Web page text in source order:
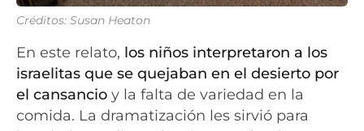
Créditos: Susan Heaton
En este relato, los niños interpretaron a los
israelitas que se quejaban en el desierto por
el cansancio y la falta de variedad en la
comida. La dramatización les sirvió para